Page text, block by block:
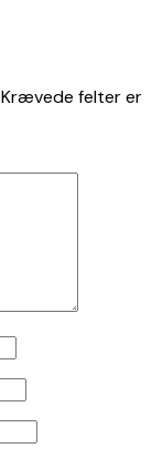
Krævede felter er